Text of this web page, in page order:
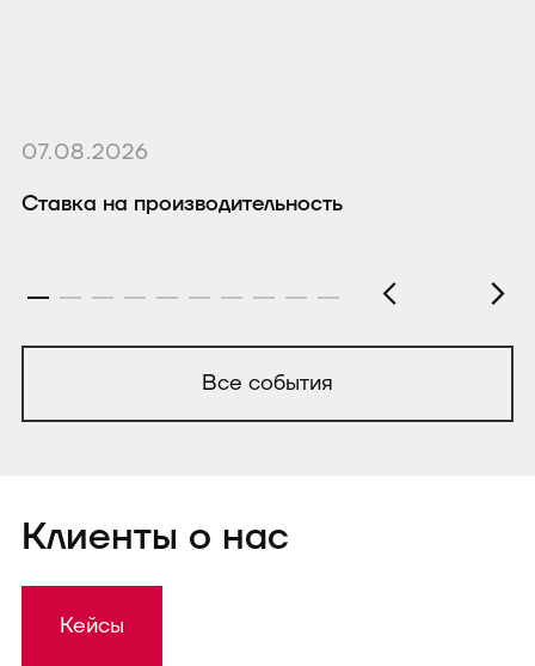
07.08.2026
Ставка на производительность
Все события
Клиенты о нас
Кейсы